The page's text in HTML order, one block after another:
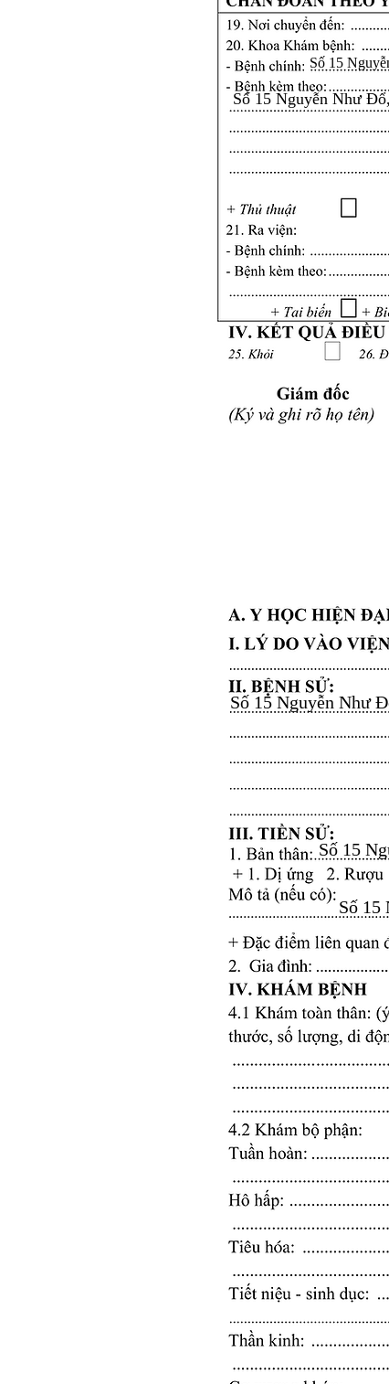
Số 15
Số 15 Nguyễn Như
Số 15 Nguyễn Như
Số 15
Số 15